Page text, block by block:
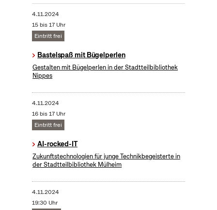
4.11.2024
15 bis 17 Uhr
Eintritt frei
Bastelspaß mit Bügelperlen
Gestalten mit Bügelperlen in der Stadtteilbibliothek
Nippes
4.11.2024
16 bis 17 Uhr
Eintritt frei
AI-rocked-IT
Zukunftstechnologien für junge Technikbegeisterte in
der Stadtteilbibliothek Mülheim
4.11.2024
19:30 Uhr